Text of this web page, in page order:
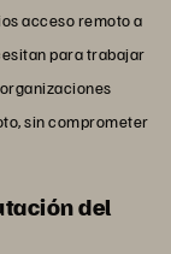
acceso remoto a
para trabajar
sin comprometer
del